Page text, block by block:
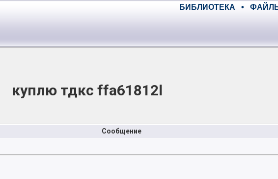
БИБЛИОТЕКА •
куплю тдкс ffa61812l
Сообщение